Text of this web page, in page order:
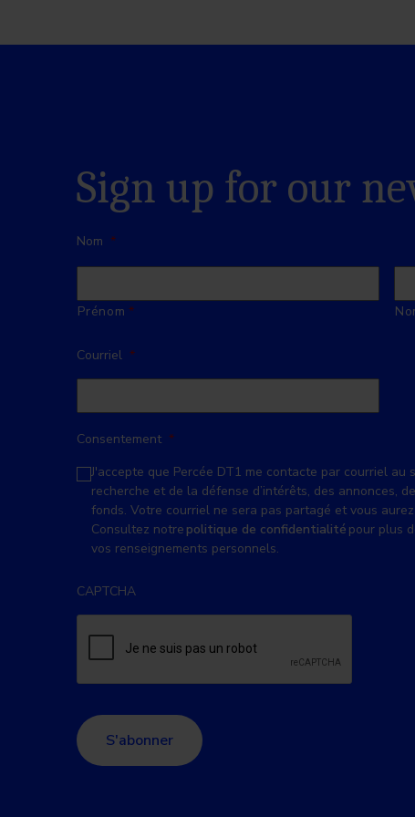
Sign up for our
Nom *
Prénom
Courriel *
Consentement *
J'accepte que Percée DT1 me contacte par courriel
recherche et de la défense d’intérêts, des annonces,
fonds. Votre courriel ne sera pas partagé et vous
Consultez notre politique de confidentialité pour plus
vos renseignements personnels.
CAPTCHA